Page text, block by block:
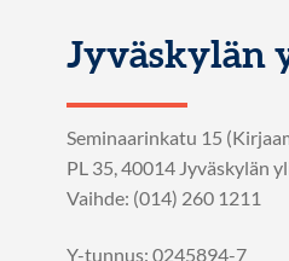
Jyväskylän
Seminaarinkatu 15
PL 35, 40014 Jyväskylän
Vaihde: (014) 260 1211
Y-tunnus: 0245894-7